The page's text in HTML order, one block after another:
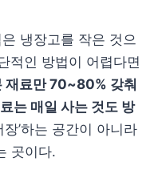
냉장고를 작은 것으
적인 방법이 어렵다면
재료만 70~80% 갖춰
는 매일 사는 것도 방
’하는 공간이 아니라
곳이다.